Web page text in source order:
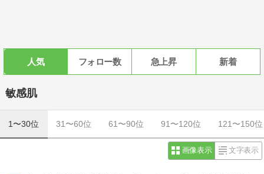
人気 フォロー数 急上昇 新着
敏感肌
1〜30位 31〜60位 61〜90位 91〜120位 121〜150位
画像表示 文字表示